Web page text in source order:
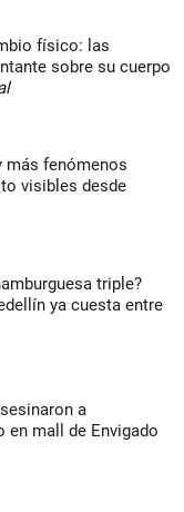
físico: las
sobre su cuerpo
más fenómenos
visibles desde
triple?
ya cuesta entre
a
en mall de Envigado